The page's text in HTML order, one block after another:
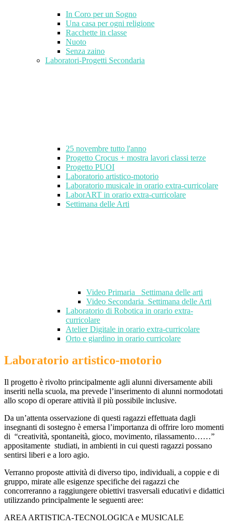
In Coro per un Sogno
Una casa per ogni religione
Racchette in classe
Nuoto
Senza zaino
Laboratori-Progetti Secondaria
25 novembre tutto l'anno
Progetto Crocus + mostra lavori classi terze
Progetto PUOI
Laboratorio artistico-motorio
Laboratorio musicale in orario extra-curricolare
LaborART in orario extra-curricolare
Settimana delle Arti
Video Primaria_ Settimana delle arti
Video Secondaria_Settimana delle Arti
Laboratorio di Robotica in orario extra-
curricolare
Atelier Digitale in orario extra-curricolare
Orto e giardino in orario curricolare
Laboratorio artistico-motorio
Il progetto è rivolto principalmente agli alunni diversamente abili
inseriti nella scuola, ma prevede l’inserimento di alunni normodotati
allo scopo di operare attività il più possibile inclusive.
Da un’attenta osservazione di questi ragazzi effettuata dagli
insegnanti di sostegno è emersa l’importanza di offrire loro momenti
di “creatività, spontaneità, gioco, movimento, rilassamento……”
appositamente studiati, in ambienti in cui questi ragazzi possano
sentirsi liberi e a loro agio.
Verranno proposte attività di diverso tipo, individuali, a coppie e di
gruppo, mirate alle esigenze specifiche dei ragazzi che
concorreranno a raggiungere obiettivi trasversali educativi e didattici
utilizzando principalmente le seguenti aree:
AREA ARTISTICA-TECNOLOGICA e MUSICALE